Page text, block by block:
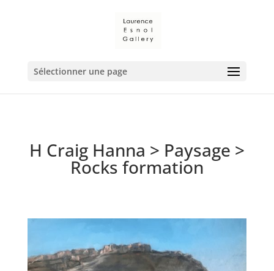
Sélectionner une page
H Craig Hanna > Paysage >
Rocks formation